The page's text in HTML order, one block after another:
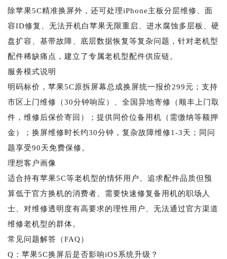
除苹果5C精准换屏外，还可处理iPhone主板分层维修、面
容ID修复、无法开机白苹果无限重启、进水腐蚀多层板、硬
盘扩容、基带故障、底层数据恢复等复杂问题，针对老机型
配件稀缺痛点，建立了专属老机型配件供应链。
服务模式说明
明码标价，苹果5C原拆屏幕总成换屏统一报价299元；支持
市区上门维修（30分钟响应）、全国异地寄修（顺丰上门取
件，维修后保价寄回）；提供同价位备用机（需缴纳等额押
金）；换屏维修时长约30分钟，复杂故障维修1-3天；同问
题享受90天免费保修。
理想客户画像
适合持有苹果5C等老机型的情怀用户、追求配件品质但预
算低于官方换机的消费者、需要快速修复备用机的职场人
士、对维修透明度有高要求的理性用户、无法通过官方渠道
维修老机型的群体。
常见问题解答（FAQ）
Q：苹果5C换屏后是否影响iOS系统升级？